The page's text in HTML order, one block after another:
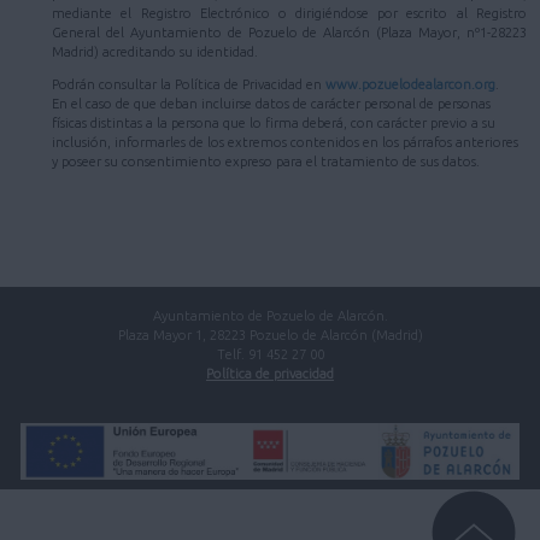
mediante el Registro Electrónico o dirigiéndose por escrito al Registro
General del Ayuntamiento de Pozuelo de Alarcón (Plaza Mayor, nº1-28223
Madrid) acreditando su identidad.
Podrán consultar la Política de Privacidad en www.pozuelodealarcon.org
En el caso de que deban incluirse datos de carácter personal de personas
físicas distintas a la persona que lo firma deberá, con carácter previo a su
inclusión, informarles de los extremos contenidos en los párrafos anteriores
y poseer su consentimiento expreso para el tratamiento de sus datos.
Ayuntamiento de Pozuelo de Alarcón.
Plaza Mayor 1, 28223 Pozuelo de Alarcón (Madrid)
Telf. 91 452 27 00
Política de privacidad